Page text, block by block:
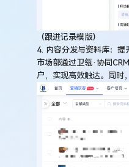
（跟进记录模版）
4. 内容分发与资料库：提
市场部通过卫瓴·协同
户，实现高效触达。
同时